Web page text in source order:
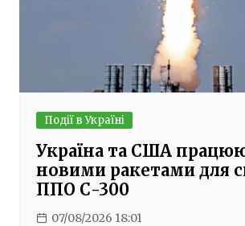
Події в Україні
Україна та США
новими ракетами для
ППО С-300
07/08/2026 18:01